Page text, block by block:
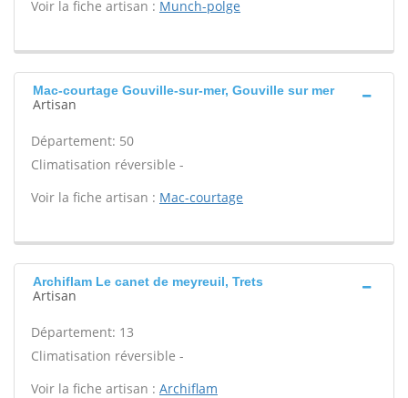
Voir la fiche artisan : Munch-polge
Mac-courtage Gouville-sur-mer, Gouville sur mer
Artisan
Département: 50
Climatisation réversible -
Voir la fiche artisan : Mac-courtage
Archiflam Le canet de meyreuil, Trets
Artisan
Département: 13
Climatisation réversible -
Voir la fiche artisan : Archiflam